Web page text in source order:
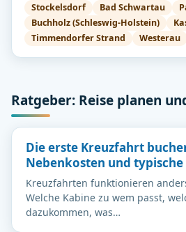
Stockelsdorf Bad Schwartau
Buchholz (Schleswig-Holstein)
Timmendorfer Strand
Westerau
Ratgeber: Reise planen
Die erste Kreuzfahrt
Nebenkosten und typische
Kreuzfahrten funktionieren
Welche Kabine zu wem passt,
dazukommen, was…